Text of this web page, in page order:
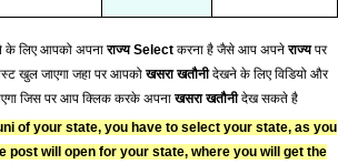
लिए आपको अपनाराज्य Select करना है जैसे आप अपनेराज्यपर
खुल जाएगा जहा पर आपकोखसरा खतौनीदेखने के लिए विडियो और
जिस पर आप क्लिक करके अपनाखसरा खतौनीदेख सकते है
of your state, you have to select your state, as you
post will open for your state, where you will get the